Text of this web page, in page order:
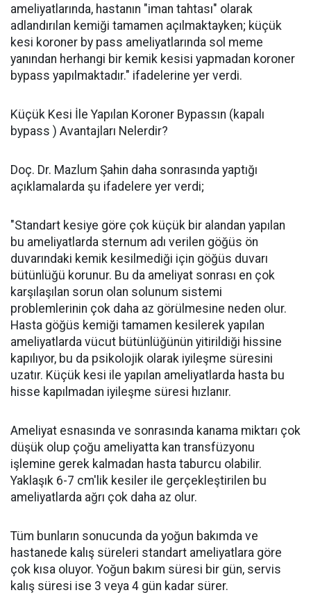
ameliyatlarında, hastanın "iman tahtası" olarak
adlandırılan kemiği tamamen açılmaktayken; küçük
kesi koroner by pass ameliyatlarında sol meme
yanından herhangi bir kemik kesisi yapmadan koroner
bypass yapılmaktadır." ifadelerine yer verdi.
Küçük Kesi İle Yapılan Koroner Bypassın (kapalı
bypass ) Avantajları Nelerdir?
Doç. Dr. Mazlum Şahin daha sonrasında yaptığı
açıklamalarda şu ifadelere yer verdi;
"Standart kesiye göre çok küçük bir alandan yapılan
bu ameliyatlarda sternum adı verilen göğüs ön
duvarındaki kemik kesilmediği için göğüs duvarı
bütünlüğü korunur. Bu da ameliyat sonrası en çok
karşılaşılan sorun olan solunum sistemi
problemlerinin çok daha az görülmesine neden olur.
Hasta göğüs kemiği tamamen kesilerek yapılan
ameliyatlarda vücut bütünlüğünün yitirildiği hissine
kapılıyor, bu da psikolojik olarak iyileşme süresini
uzatır. Küçük kesi ile yapılan ameliyatlarda hasta bu
hisse kapılmadan iyileşme süresi hızlanır.
Ameliyat esnasında ve sonrasında kanama miktarı çok
düşük olup çoğu ameliyatta kan transfüzyonu
işlemine gerek kalmadan hasta taburcu olabilir.
Yaklaşık 6-7 cm'lik kesiler ile gerçekleştirilen bu
ameliyatlarda ağrı çok daha az olur.
Tüm bunların sonucunda da yoğun bakımda ve
hastanede kalış süreleri standart ameliyatlara göre
çok kısa oluyor. Yoğun bakım süresi bir gün, servis
kalış süresi ise 3 veya 4 gün kadar sürer.